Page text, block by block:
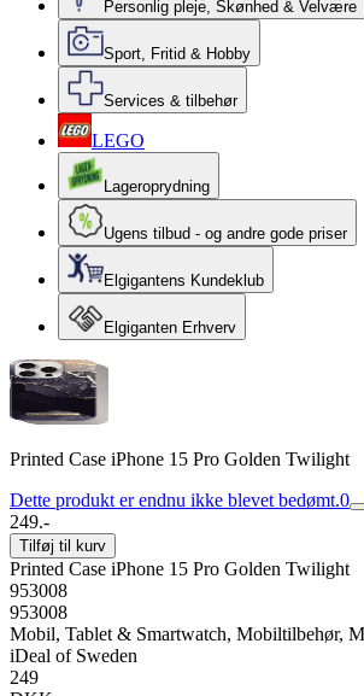
Personlig pleje, Skønhed & Velvære
Sport, Fritid & Hobby
Services & tilbehør
LEGO
Lageroprydning
Ugens tilbud - og andre gode priser
Elgigantens Kundeklub
Elgiganten Erhverv
Printed Case iPhone 15 Pro Golden Twilight
Dette produkt er endnu ikke blevet bedømt.0
249.-
Tilføj til kurv
Printed Case iPhone 15 Pro Golden Twilight
953008
953008
Mobil, Tablet & Smartwatch, Mobiltilbehør,
iDeal of Sweden
249